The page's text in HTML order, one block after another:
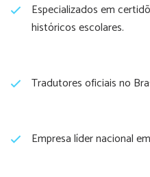
Especializados em
históricos escolares.
Tradutores oficiais no
Empresa líder nacional